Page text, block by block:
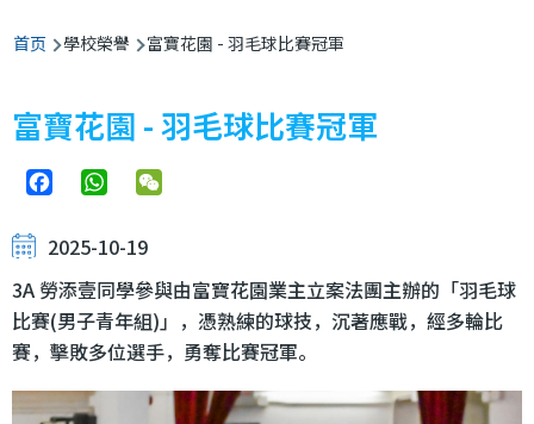
面
包
屑
首页 學校榮譽 富寶花園 - 羽毛球比賽冠軍
富寶花園 - 羽毛球比賽冠軍
FacebookWhatsApp
2025-10-19
3A 勞添壹同學參與由富寶花園業主立案法團主辦的「羽毛球
比賽(男子青年組)」，憑熟練的球技，沉著應戰，經多輪比
賽，擊敗多位選手，勇奪比賽冠軍。